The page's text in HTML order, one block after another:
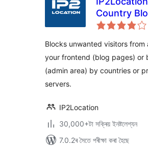
Country
Blocks unwanted visitors from
your frontend (blog pages) or
(admin area) by countries or
servers.
IP2Location
30,000+টা সক্ৰিয় ইনষ্টলেশ্যন
7.0.2ৰ সৈতে পৰীক্ষা কৰা হৈছে